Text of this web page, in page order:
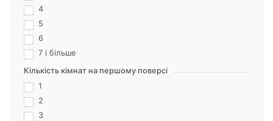
4
5
6
7 і більше
Кількість кімнат на першому поверсі
1
2
3